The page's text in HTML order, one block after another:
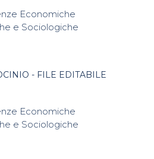
Economiche
e Sociologiche
- FILE EDITABILE
Economiche
e Sociologiche